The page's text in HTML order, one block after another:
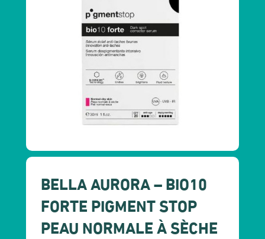
BELLA AURORA – BIO10
FORTE PIGMENT STOP
PEAU NORMALE À SÈCHE